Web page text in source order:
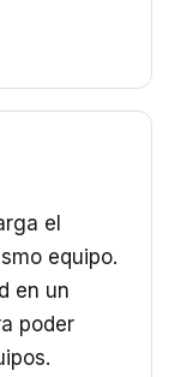
el
equipo.
en un
poder